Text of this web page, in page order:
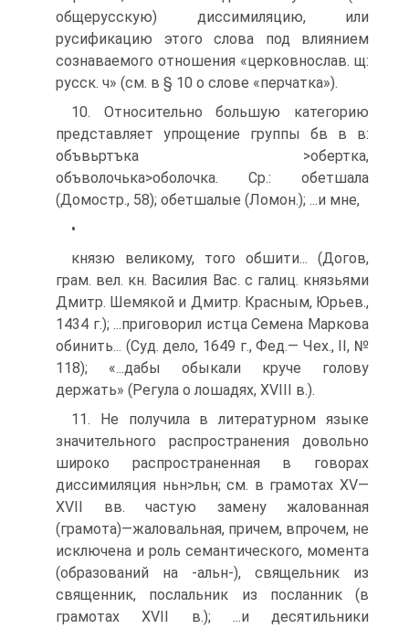
общерусскую) диссимиляцию, или
русификацию этого слова под влиянием
сознаваемого отношения «церковнослав. щ:
русск. ч» (см. в § 10 о слове «перчатка»).
10. Относительно большую категорию
представляет упрощение группы бв в в:
объвьртъка >обертка,
объволочька>оболочка. Ср.: обетшала
(Домостр., 58); обетшалые (Ломон.); ...и мне,
•
князю великому, того обшити... (Догов,
грам. вел. кн. Василия Вас. с галиц. князьями
Дмитр. Шемякой и Дмитр. Красным, Юрьев.,
1434 г.); ...приговорил истца Семена Маркова
обинить... (Суд. дело, 1649 г., Фед.— Чех., II, №
118); «...дабы обыкали круче голову
держать» (Регула о лошадях, XVIII в.).
11. Не получила в литературном языке
значительного распространения довольно
широко распространенная в говорах
диссимиляция ньн>льн; см. в грамотах XV—
XVII вв. частую замену жалованная
(грамота)—жаловальная, причем, впрочем, не
исключена и роль семантического, момента
(образований на -альн-), свящельник из
священник, послальник из посланник (в
грамотах XVII в.); ...и десятильники